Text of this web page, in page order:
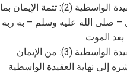
07_ شرح العقيدة الواسطية (2): تتمة الإيمان بما
صلى الله عليه وسلم – به ربه
بعد الموت
08_ شرح العقيدة الواسطية (3): من الإيمان
إلى نهاية العقيدة الواسطية